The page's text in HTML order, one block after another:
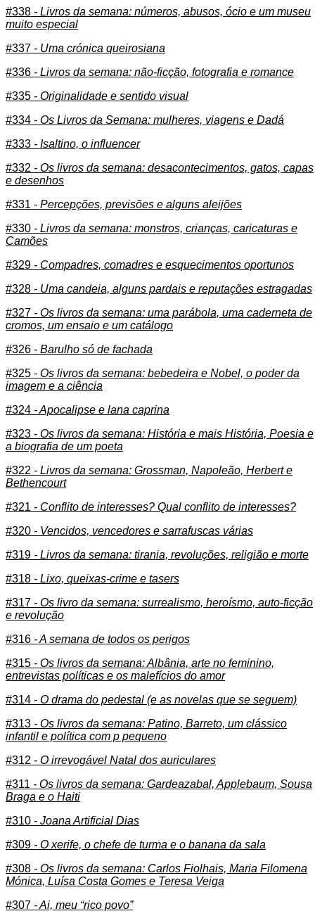
#338 - Livros da semana: números, abusos, ócio e um museu
muito especial
#337 - Uma crónica queirosiana
#336 - Livros da semana: não-ficção, fotografia e romance
#335 - Originalidade e sentido visual
#334 - Os Livros da Semana: mulheres, viagens e Dadá
#333 - Isaltino, o influencer
#332 - Os livros da semana: desacontecimentos, gatos, capas
e desenhos
#331 - Percepções, previsões e alguns aleijões
#330 - Livros da semana: monstros, crianças, caricaturas e
Camões
#329 - Compadres, comadres e esquecimentos oportunos
#328 - Uma candeia, alguns pardais e reputações estragadas
#327 - Os livros da semana: uma parábola, uma caderneta de
cromos, um ensaio e um catálogo
#326 - Barulho só de fachada
#325 - Os livros da semana: bebedeira e Nobel, o poder da
imagem e a ciência
#324 - Apocalipse e lana caprina
#323 - Os livros da semana: História e mais História, Poesia e
a biografia de um poeta
#322 - Livros da semana: Grossman, Napoleão, Herbert e
Bethencourt
#321 - Conflito de interesses? Qual conflito de interesses?
#320 - Vencidos, vencedores e sarrafuscas várias
#319 - Livros da semana: tirania, revoluções, religião e morte
#318 - Lixo, queixas-crime e tasers
#317 - Os livro da semana: surrealismo, heroísmo, auto-ficção
e revolução
#316 - A semana de todos os perigos
#315 - Os livros da semana: Albânia, arte no feminino,
entrevistas políticas e os malefícios do amor
#314 - O drama do pedestal (e as novelas que se seguem)
#313 - Os livros da semana: Patino, Barreto, um clássico
infantil e política com p pequeno
#312 - O irrevogável Natal dos auriculares
#311 - Os livros da semana: Gardeazabal, Applebaum, Sousa
Braga e o Haiti
#310 - Joana Artificial Dias
#309 - O xerife, o chefe de turma e o banana da sala
#308 - Os livros da semana: Carlos Fiolhais, Maria Filomena
Mónica, Luísa Costa Gomes e Teresa Veiga
#307 - Ai, meu “rico povo”